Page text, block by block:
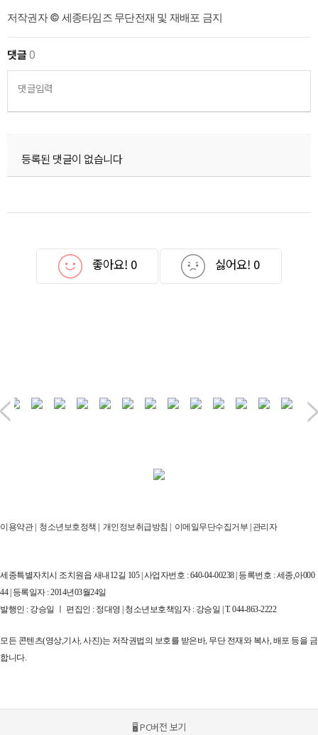
저작권자 © 세종타임즈 무단전재 및 재배포 금지
댓글0
댓글입력
등록된 댓글이 없습니다
좋아요! 0 싫어요! 0
이용약관| 청소년보호정책 | 개인정보취급방침 | 이메일무단수집거부 | 관리자
세종특별자치시 조치원읍 새내12길 105 | 사업자번호 : 640-04-00238 | 등록번호 : 세종,아000
44 | 등록일자 : 2014년03월24일
발행인 : 강승일 ㅣ 편집인 : 정대영 | 청소년보호책임자 : 강승일 | T. 044-863-2222
모든 콘텐츠(영상,기사, 사진)는 저작권법의 보호를 받은바, 무단 전재와 복사, 배포 등을 금
합니다.
🖥 PC버전 보기